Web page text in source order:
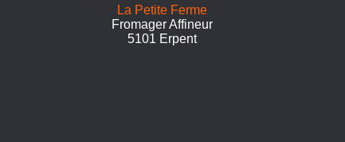
La Petite Ferme
Fromager Affineur
5101 Erpent